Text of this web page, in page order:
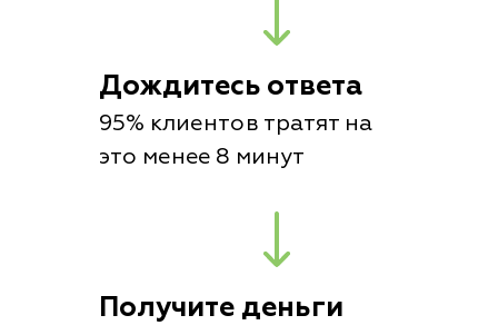
Дождитесь ответа
95% клиентов тратят на
это менее 8 минут
Получите деньги